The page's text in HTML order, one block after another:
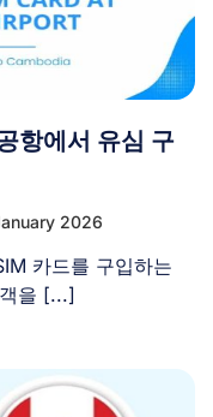
항에서 유심 구
2026
카드를 구입하는
을 [...]